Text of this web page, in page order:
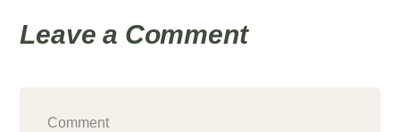
Leave a Comment